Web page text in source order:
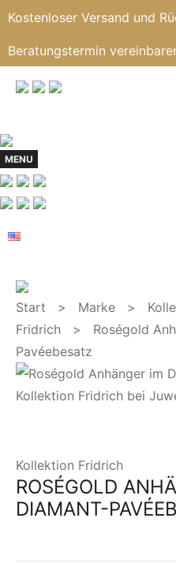
Kostenloser Versand und
Beratungstermin
MENU
Start > Marke >
Fridrich > Roségold
Pavéebesatz
Kollektion Fridrich
ROSÉGOLD
DIAMANT-